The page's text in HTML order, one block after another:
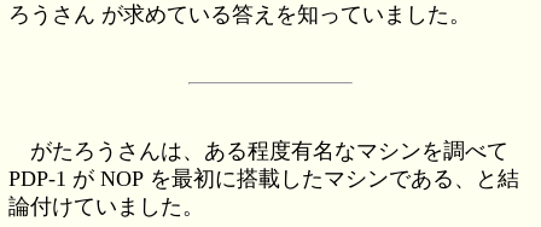
ろうさん が求めている答えを知っていました。
がたろうさんは、ある程度有名なマシンを調べて
PDP-1 が NOP を最初に搭載したマシンである、と結
論付けていました。